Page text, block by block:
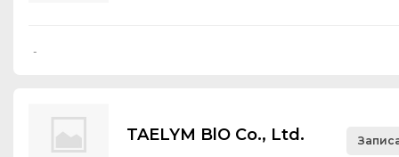
-
TAELYM BlO Со., Ltd.